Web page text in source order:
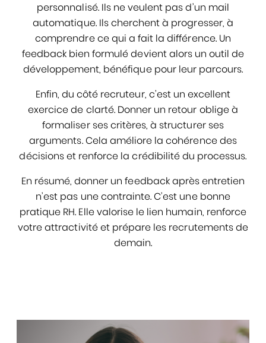
personnalisé. Ils ne veulent pas d’un mail
automatique. Ils cherchent à progresser, à
comprendre ce qui a fait la différence. Un
feedback bien formulé devient alors un outil de
développement, bénéfique pour leur parcours.
Enfin, du côté recruteur, c’est un excellent
exercice de clarté. Donner un retour oblige à
formaliser ses critères, à structurer ses
arguments. Cela améliore la cohérence des
décisions et renforce la crédibilité du processus.
En résumé, donner un feedback après entretien
n’est pas une contrainte. C’est une bonne
pratique RH. Elle valorise le lien humain, renforce
votre attractivité et prépare les recrutements de
demain.